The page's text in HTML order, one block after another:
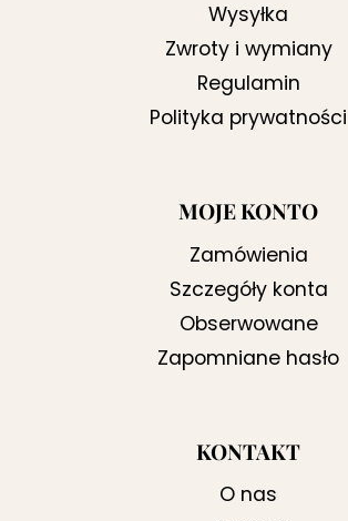
Wysyłka
Zwroty i wymiany
Regulamin
Polityka prywatności
MOJE KONTO
Zamówienia
Szczegóły konta
Obserwowane
Zapomniane hasło
KONTAKT
O nas